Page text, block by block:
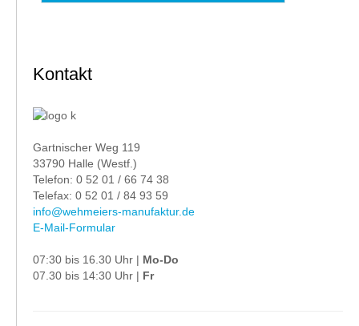
Kontakt
Gartnischer Weg 119
33790 Halle (Westf.)
Telefon: 0 52 01 / 66 74 38
Telefax: 0 52 01 / 84 93 59
info@wehmeiers-manufaktur.de
E-Mail-Formular
07:30 bis 16.30 Uhr | Mo-Do
07.30 bis 14:30 Uhr | Fr